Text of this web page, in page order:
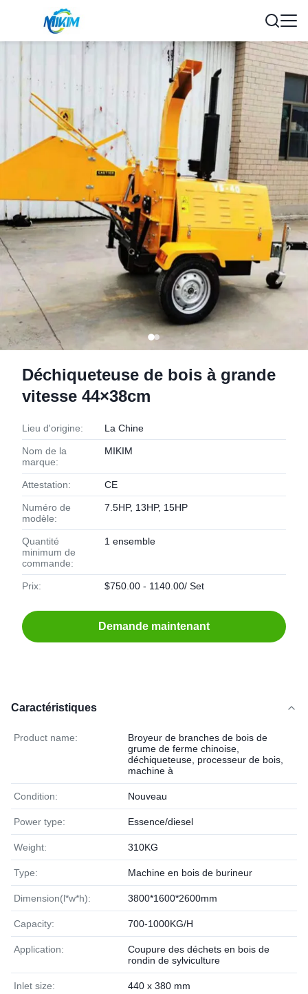
Déchiqueteuse de bois à grande
vitesse 44×38cm
Lieu d'origine: La Chine
Nom de la
marque:
MIKIM
Attestation: CE
Numéro de
modèle:
7.5HP, 13HP, 15HP
Quantité
minimum de
commande:
1 ensemble
Prix: $750.00 - 1140.00/ Set
Demande maintenant
Caractéristiques
Product name:
Broyeur de branches de bois de
grume de ferme chinoise,
déchiqueteuse, processeur de bois,
machine à
Condition: Nouveau
Power type: Essence/diesel
Weight: 310KG
Type: Machine en bois de burineur
Dimension(l*w*h): 3800*1600*2600mm
Capacity: 700-1000KG/H
Application:
Coupure des déchets en bois de
rondin de sylviculture
Inlet size: 440 x 380 mm